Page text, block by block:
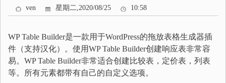
ven 星期二,2020/08/25 10:58
WP Table Builder是一款用于WordPress的拖放表格生成器插
件（支持汉化）。使用WP Table Builder创建响应表非常容
易。WP Table Builder非常适合创建比较表，定价表，列表
等。所有元素都带有自己的自定义选项。